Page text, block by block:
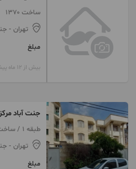
ساخت 1370
تهران -
مبلغ
بیش از 12 ماه پیش
معاوضه با واحد
طبقه 1 / ساخت 1375 / پارکینگ
تهران -
مبلغ